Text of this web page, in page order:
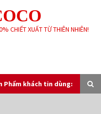
CHIẾT XUẤT TỪ THIÊN NHIÊN!
Phẩm khách tin dùng:
dùng: